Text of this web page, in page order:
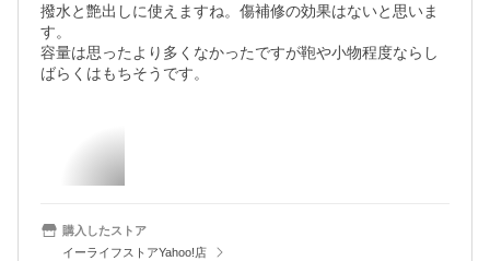
撥水と艶出しに使えますね。傷補修の効果はないと思いま
す。
容量は思ったより多くなかったですが鞄や小物程度ならし
ばらくはもちそうです。
購入したストア
イーライフストアYahoo!店